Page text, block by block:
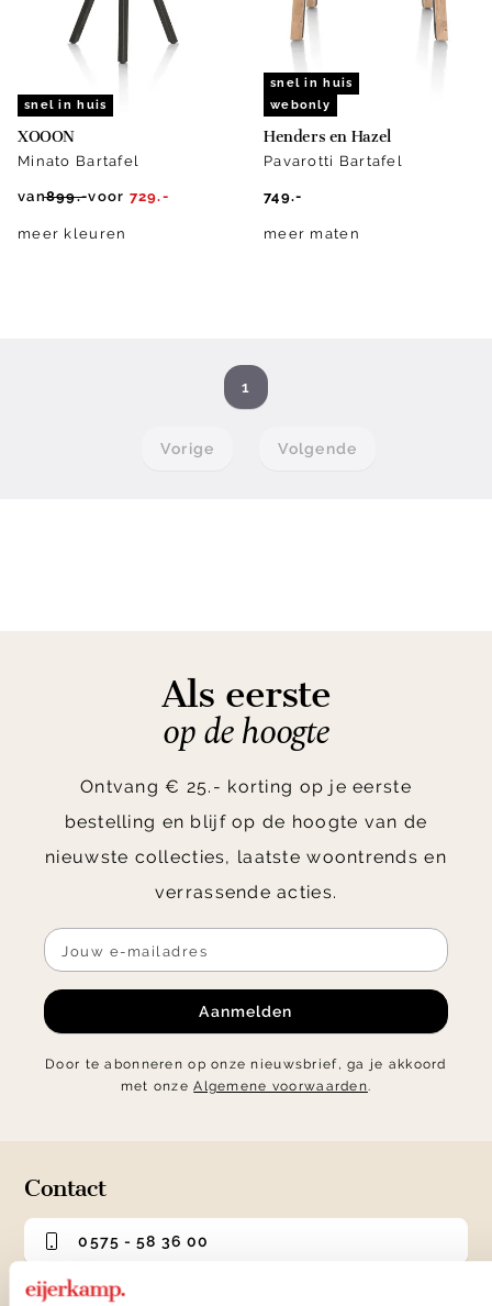
snel in huis
XOOON
Minato Bartafel
van899.-voor 729.-
meer kleuren
snel in huis
webonly
Henders en Hazel
Pavarotti Bartafel
749.-
meer maten
Vorige
1
Volgende
Als eerste
op de hoogte
Ontvang € 25.- korting op je eerste
bestelling en blijf op de hoogte van de
nieuwste collecties, laatste woontrends en
verrassende acties.
Aanmelden
Door te abonneren op onze nieuwsbrief, ga je akkoord
met onzeAlgemene voorwaarden.
Contact
0575 - 58 36 00
+31 575 583 388